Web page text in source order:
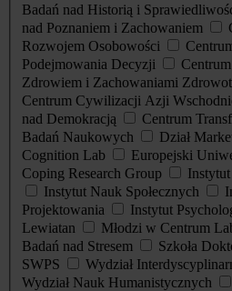
Badań nad Historią i
nad Poznaniem i Zachowaniem
Rozwojem Osobowości
Podejmowania Decyzji
Zdrowiem i Zachowaniami
Centrum Cywilizacji Azji
nad Demokracją
Centrum
Badań Naukowych
Dział
Cognition Lab
Europejski
Coping Research Group
Instytut Nauk Społecznych
Projektowania
Instytut
Lewiatan
Młodzi w Centrum
Badań nad Stresem
Szkoła
SWPS
Wydział
Wydział Nauk Humanistycznych